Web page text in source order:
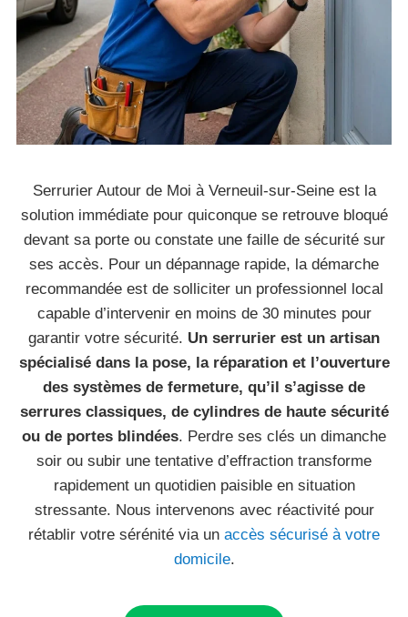
Serrurier Autour de Moi à Verneuil-sur-Seine est la
solution immédiate pour quiconque se retrouve bloqué
devant sa porte ou constate une faille de sécurité sur
ses accès. Pour un dépannage rapide, la démarche
recommandée est de solliciter un professionnel local
capable d’intervenir en moins de 30 minutes pour
garantir votre sécurité. Un serrurier est un artisan
spécialisé dans la pose, la réparation et l’ouverture
des systèmes de fermeture, qu’il s’agisse de
serrures classiques, de cylindres de haute sécurité
ou de portes blindées. Perdre ses clés un dimanche
soir ou subir une tentative d’effraction transforme
rapidement un quotidien paisible en situation
stressante. Nous intervenons avec réactivité pour
rétablir votre sérénité via un accès sécurisé à votre
domicile.